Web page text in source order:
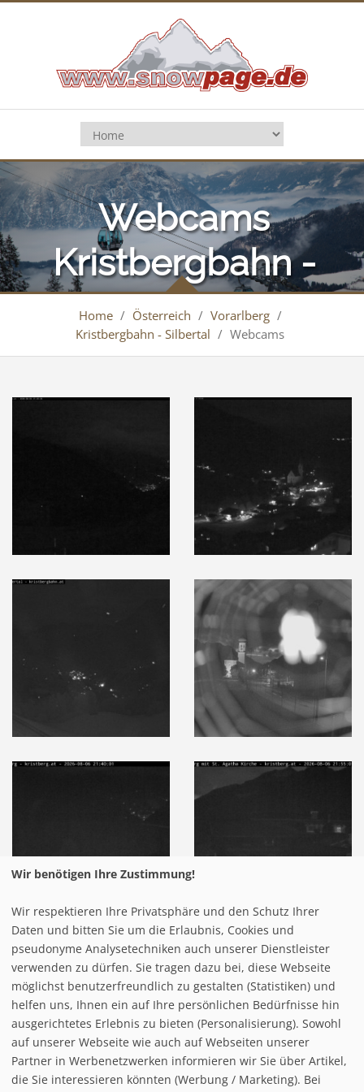
Webcams
Kristbergbahn -
Silbertal
Home / Österreich / Vorarlberg /
Kristbergbahn - Silbertal / Webcams
Wir benötigen Ihre Zustimmung!
Wir respektieren Ihre Privatsphäre und den Schutz Ihrer
Daten und bitten Sie um die Erlaubnis, Cookies und
pseudonyme Analysetechniken auch unserer Dienstleister
verwenden zu dürfen. Sie tragen dazu bei, diese Webseite
möglichst benutzerfreundlich zu gestalten (Statistiken) und
helfen uns, Ihnen ein auf Ihre persönlichen Bedürfnisse hin
ausgerichtetes Erlebnis zu bieten (Personalisierung). Sowohl
auf unserer Webseite wie auch auf Webseiten unserer
Partner in Werbenetzwerken informieren wir Sie über Artikel,
die Sie interessieren könnten (Werbung / Marketing). Bei